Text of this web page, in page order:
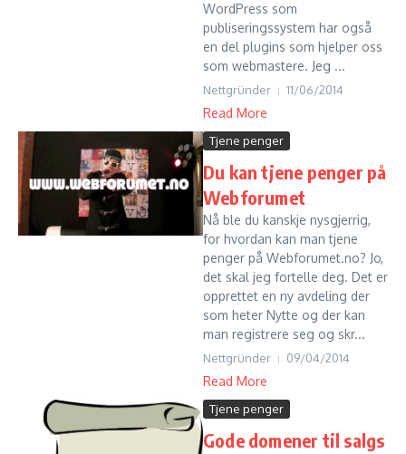
WordPress som
publiseringssystem har også
en del plugins som hjelper oss
som webmastere. Jeg ...
Nettgründer 11/06/2014
Read More
Tjene penger
Du kan tjene penger på
Webforumet
Nå ble du kanskje nysgjerrig,
for hvordan kan man tjene
penger på Webforumet.no? Jo,
det skal jeg fortelle deg. Det er
opprettet en ny avdeling der
som heter Nytte og der kan
man registrere seg og skr...
Nettgründer 09/04/2014
Read More
Tjene penger
Gode domener til salgs